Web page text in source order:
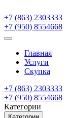
+7 (863) 2303333
+7 (950) 8554668
Главная
Услуги
Скупка
+7 (863) 2303333
+7 (950) 8554668
Категории